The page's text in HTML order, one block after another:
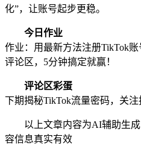
化”，让账号起步更稳。
今日作业
作业：用最新方法注册TikTok
评论区，5分钟搞定就赢！
评论区彩蛋
下期揭秘TikTok流量密码，关注
以上文章内容为AI辅助生
容信息真实有效